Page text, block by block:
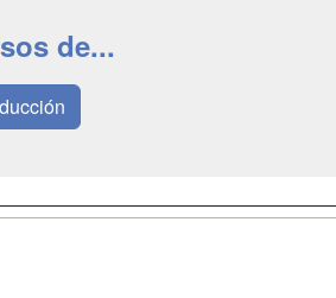
de...